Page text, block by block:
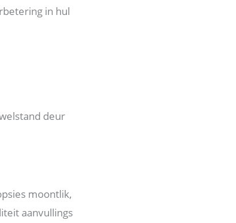
in hul
deur
moontlik,
aanvullings